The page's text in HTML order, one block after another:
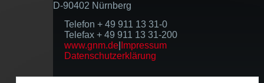
D-90402 Nürnberg
Telefon + 49 911 13 31-0
Telefax + 49 911 13 31-200
www.gnm.de Impressum
Datenschutzerklärung